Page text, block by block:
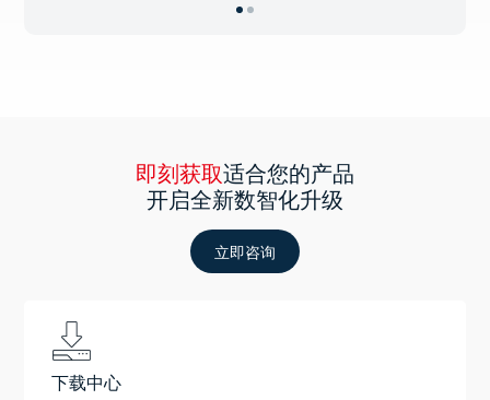
即刻获取适合您的产品
开启全新数智化升级
立即咨询
下载中心